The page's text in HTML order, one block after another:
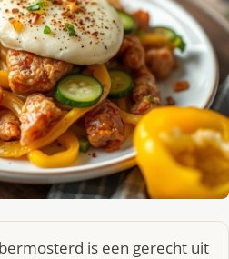
is een gerecht uit